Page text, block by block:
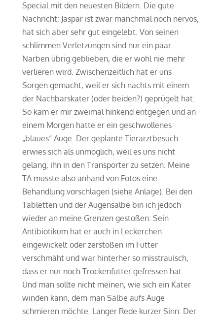
Special mit den neuesten Bildern. Die gute
Nachricht: Jaspar ist zwar manchmal noch nervös,
hat sich aber sehr gut eingelebt. Von seinen
schlimmen Verletzungen sind nur ein paar
Narben übrig geblieben, die er wohl nie mehr
verlieren wird. Zwischenzeitlich hat er uns
Sorgen gemacht, weil er sich nachts mit einem
der Nachbarskater (oder beiden?) geprügelt hat.
So kam er mir zweimal hinkend entgegen und an
einem Morgen hatte er ein geschwollenes
„blaues“ Auge. Der geplante Tierarztbesuch
erwies sich als unmöglich, weil es uns nicht
gelang, ihn in den Transporter zu setzen. Meine
TÄ musste also anhand von Fotos eine
Behandlung vorschlagen (siehe Anlage). Bei den
Tabletten und der Augensalbe bin ich jedoch
wieder an meine Grenzen gestoßen: Sein
Antibiotikum hat er auch in Leckerchen
eingewickelt oder zerstoßen im Futter
verschmäht und war hinterher so misstrauisch,
dass er nur noch Trockenfutter gefressen hat.
Und man sollte nicht meinen, wie sich ein Kater
winden kann, dem man Salbe aufs Auge
schmieren möchte. Langer Rede kurzer Sinn: Der